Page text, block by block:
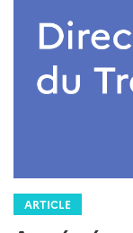
ARTICLE